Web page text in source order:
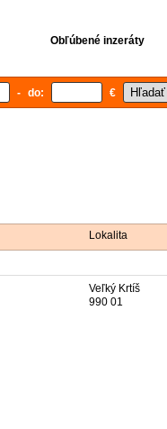
Obľúbené inzeráty
- do: €
Lokalita
Veľký Krtíš
990 01